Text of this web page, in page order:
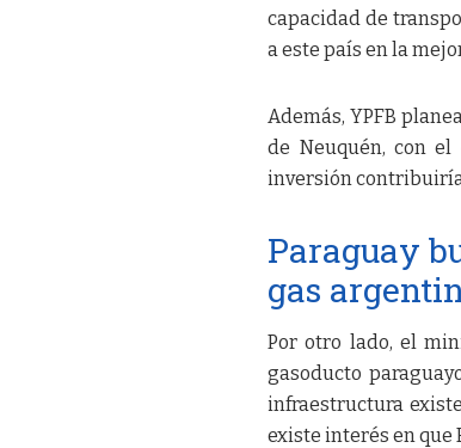
capacidad de
a este país en la
Además, YPFB
de Neuquén, con
inversión contribuiría
Paraguay
gas
Por otro lado, el
gasoducto
infraestructura
existe interés en que